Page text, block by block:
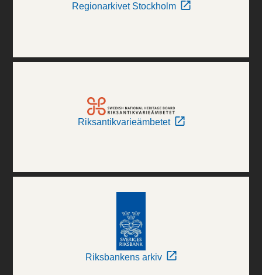
Regionarkivet Stockholm
Riksantikvarieämbetet
Riksbankens arkiv